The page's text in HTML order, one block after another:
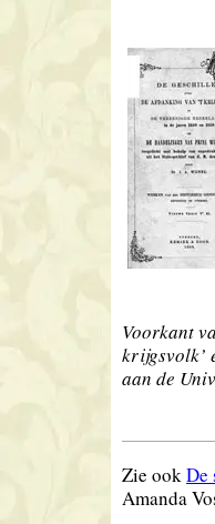
Voorkant
krijgsvolk’
aan de
Zie ookDe
Amanda